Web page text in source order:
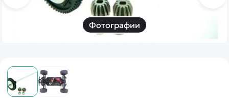
Фотографии
Дополнительный способ связи
WhatsApp/Мобильный